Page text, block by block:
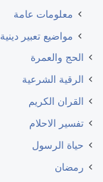
معلومات عامة
مواضيع تعبير دينية
الحج والعمرة
الرقية الشرعية
القران الكريم
تفسير الاحلام
حياة الرسول
رمضان